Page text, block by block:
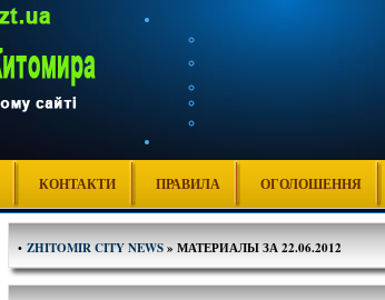
КОНТАКТИ ПРАВИЛА ОГОЛОШЕННЯ
• ZHITOMIR CITY NEWS» МАТЕРИАЛЫ ЗА 22.06.2012